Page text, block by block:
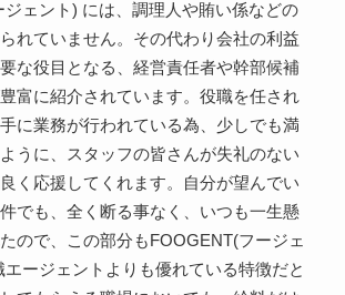
ジェント) には、調理人や賄い係などの
れていません。その代わり会社の利益
な役目となる、経営責任者や幹部候補
富に紹介されています。役職を任され
に業務が行われている為、少しでも満
うに、スタッフの皆さんが失礼のない
く応援してくれます。自分が望んでい
でも、全く断る事なく、いつも一生懸
ので、この部分もFOOGENT(フージェ
エージェントよりも優れている特徴だと